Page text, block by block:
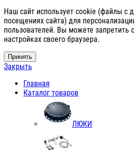
Наш сайт использует cookie (файлы с
посещениях сайта) для
пользователей. Вы можете запретить
настройках своего браузера.
Принять
Закрыть
Главная
Каталог товаров
ЛЮКИ